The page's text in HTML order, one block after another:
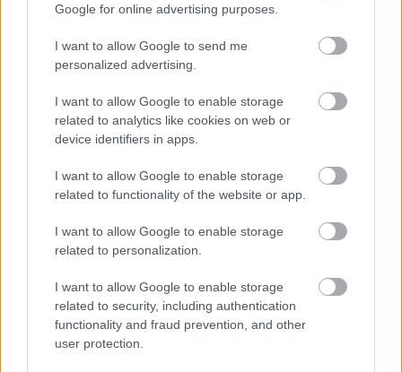
Google for online advertising purposes.
I want to allow Google to send me
personalized advertising.
I want to allow Google to enable storage
related to analytics like cookies on web or
device identifiers in apps.
I want to allow Google to enable storage
related to functionality of the website or app.
I want to allow Google to enable storage
related to personalization.
I want to allow Google to enable storage
related to security, including authentication
functionality and fraud prevention, and other
user protection.
Magyar fordítás [143.]
2021. július 21.
Azt mondja Edward Snowden a Pegasus-botrányról,
hogy "A magyar kormány válasza a legárulkodóbb".
válaszban, de nem találja rajta a fogást. Nem tanult
meg magyar politikusokat köznyelvre fordítani.
Judit…